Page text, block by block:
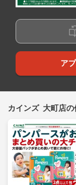
ア
カインズ 大町店の